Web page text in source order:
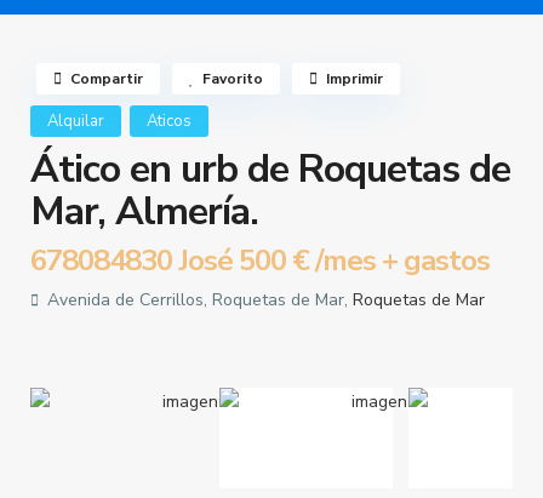
Alquilar Aticos
Ático en urb de Roquetas de
Mar, Almería.
678084830 José500 €/mes + gastos
Avenida de Cerrillos, Roquetas de Mar, Roquetas de Mar
Compartir Favorito Imprimir